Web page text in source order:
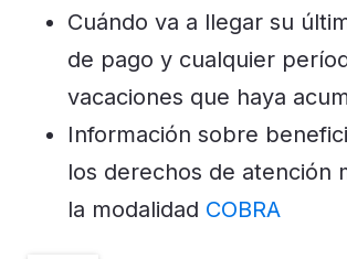
Cuándo va a llegar su
de pago y cualquier
vacaciones que haya
Información sobre
los derechos de atención
la modalidad COBRA